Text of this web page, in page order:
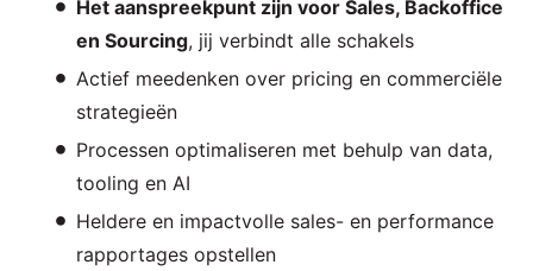
Het aanspreekpunt zijn voor Sales, Backoffice
en Sourcing, jij verbindt alle schakels
Actief meedenken over pricing en commerciële
strategieën
Processen optimaliseren met behulp van data,
tooling en AI
Heldere en impactvolle sales- en performance
rapportages opstellen